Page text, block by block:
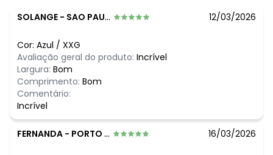
SOLANGE - SAO PAULO - SP 12/03/2026
Cor: Azul / XXG
Avaliação geral do produto: Incrível
Largura: Bom
Comprimento: Bom
Comentário:
Incrível
FERNANDA - PORTO ALEGRE - RS 16/03/2026